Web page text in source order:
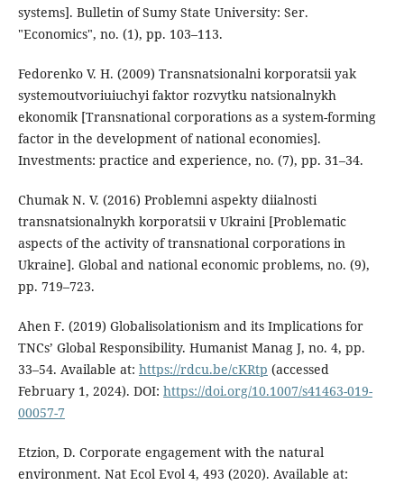
systems]. Bulletin of Sumy State University: Ser.
"Economics", no. (1), pp. 103–113.
Fedorenko V. H. (2009) Transnatsionalni korporatsii yak
systemoutvoriuiuchyi faktor rozvytku natsionalnykh
ekonomik [Transnational corporations as a system-forming
factor in the development of national economies].
Investments: practice and experience, no. (7), pp. 31–34.
Chumak N. V. (2016) Problemni aspekty diialnosti
transnatsionalnykh korporatsii v Ukraini [Problematic
aspects of the activity of transnational corporations in
Ukraine]. Global and national economic problems, no. (9),
pp. 719–723.
Ahen F. (2019) Globalisolationism and its Implications for
TNCs’ Global Responsibility. Humanist Manag J, no. 4, pp.
33–54. Available at: https://rdcu.be/cKRtp (accessed
February 1, 2024). DOI: https://doi.org/10.1007/s41463-019-
00057-7
Etzion, D. Corporate engagement with the natural
environment. Nat Ecol Evol 4, 493 (2020). Available at: